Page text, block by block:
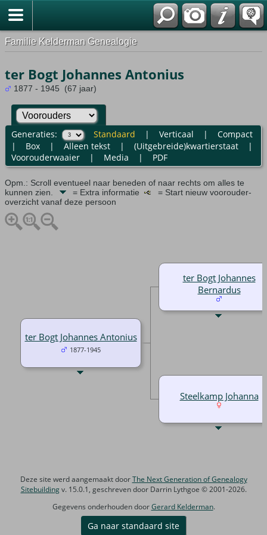
Familie Kelderman Genealogie
ter Bogt Johannes Antonius
1877 - 1945 (67 jaar)
Generaties: Standaard | Verticaal | Compact
| Box| Alleen tekst| (Uitgebreide)kwartierstaat|
Voorouderwaaier| Media | PDF
Opm.: Scroll eventueel naar beneden of naar rechts om alles te
kunnen zien.
= Extra informatie
= Start nieuw voorouder-
overzicht vanaf deze persoon
ter Bogt Johannes Antonius
1877-1945
ter Bogt Johannes
Bernardus
Steelkamp Johanna
Deze site werd aangemaakt doorThe Next Generation of Genealogy
Sitebuildingv. 15.0.1, geschreven door Darrin Lythgoe © 2001-2026.
Gegevens onderhouden doorGerard Kelderman.
Ga naar standaard site